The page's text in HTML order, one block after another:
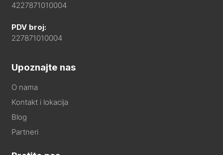
4227871010004
PDV broj:
227871010004
Upoznajte nas
O nama
Kontakt i lokacija
Blog
Partneri